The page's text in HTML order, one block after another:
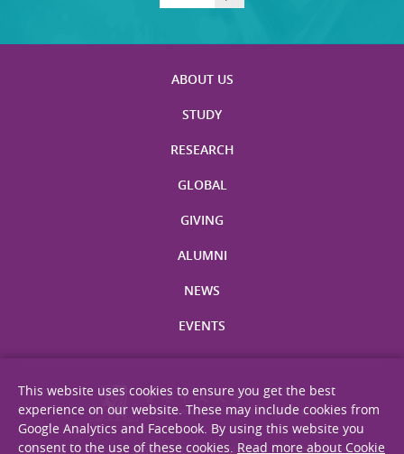
ABOUT US
STUDY
RESEARCH
GLOBAL
GIVING
ALUMNI
NEWS
EVENTS
Site Map Privacy Statement Disclaimer Web Accessibility
This website uses cookies to ensure you get the best
experience on our website. These may include cookies from
Google Analytics and Facebook. By using this website you
consent to the use of these cookies. Read more about Cookie